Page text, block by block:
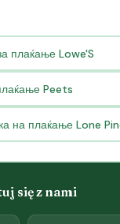
плаќање Lowe'S
Peets
на плаќање Lone
się z nami